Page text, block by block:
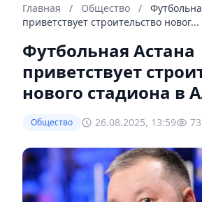
Главная / Общество /
приветствует строительство новог...
Футбольная Астана
приветствует
нового стадиона в
Общество 26.08.2025, 13:59